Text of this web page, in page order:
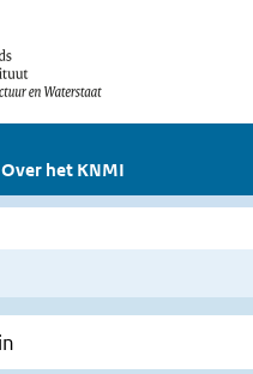
Over het KNMI